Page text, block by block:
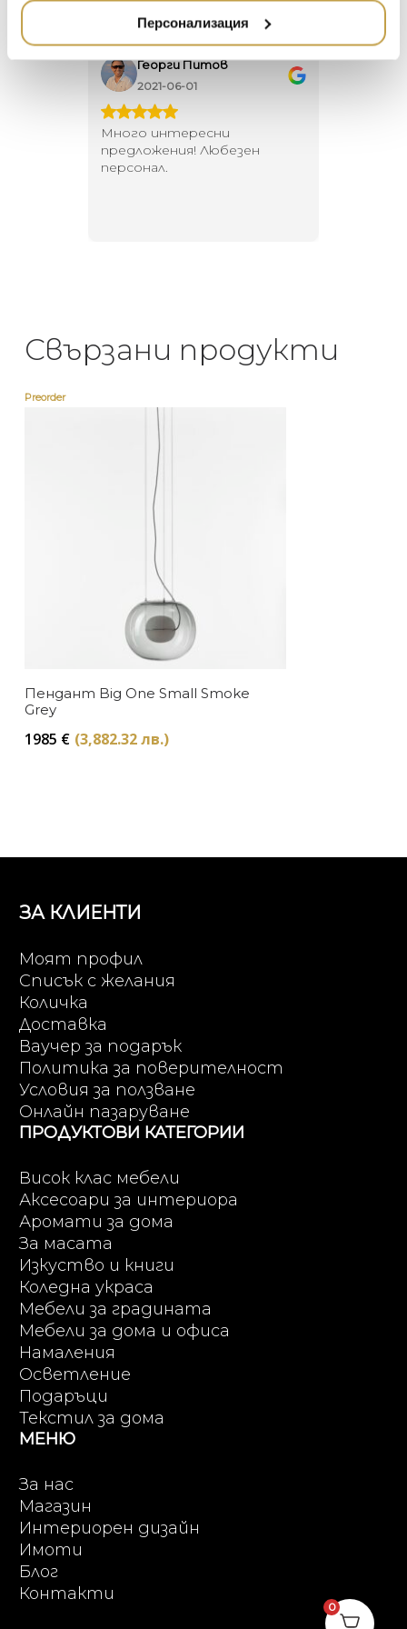
Персонализация
Георги Питов
2021-06-01
Много интересни
предложения! Любезен
персонал.
Свързани продукти
Preorder
Пендант Big One Small Smoke
Grey
1985 € (3,882.32 лв.)
ЗА КЛИЕНТИ
Моят профил
Списък с желания
Количка
Доставка
Ваучер за подарък
Политика за поверителност
Условия за ползване
Онлайн пазаруване
ПРОДУКТОВИ КАТЕГОРИИ
Висок клас мебели
Аксесоари за интериора
Аромати за дома
За масата
Изкуство и книги
Коледна украса
Мебели за градината
Мебели за дома и офиса
Намаления
Осветление
Подаръци
Текстил за дома
МЕНЮ
За нас
Магазин
Интериорен дизайн
Имоти
Блог
Контакти
ZUIVER
DUTCHBONE
0